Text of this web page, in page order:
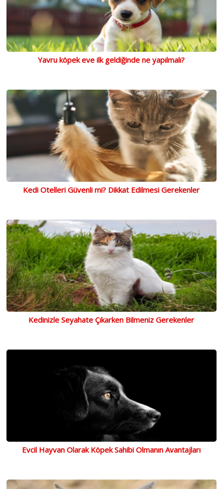
Yavru köpek eve ilk geldiğinde ne yapılmalı?
Kedi Otelleri Güvenli mi? Dikkat Edilmesi Gerekenler
Kedinizle Seyahate Çıkarken Bilmeniz Gerekenler
Evcil Hayvan Olarak Köpek Sahibi Olmanın Avantajları